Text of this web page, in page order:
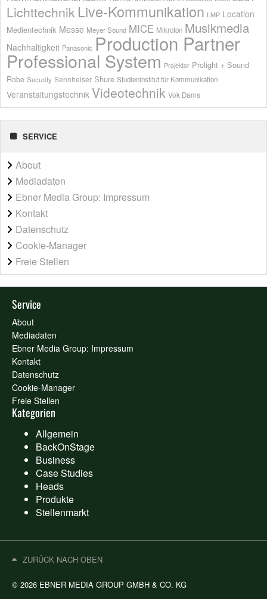
Lichttechnik Live-Kommunikation LMP Location
Medientechnik Messe Meyer Sound MICE Mikrofon Musikmedia
Nachhaltigkeit Panasonic Production Partner
Professional System Projektor Prolight + Sound
Robe Security Sennheiser Shure Studieninstitut für Kommunikation
Veranstaltungstechnik Videotechnik Vok Dams
SERVICE
About
Mediadaten
Ebner Media Group: Impressum
Kontakt
Datenschutz
Cookie-Manager
Freie Stellen
Service
About
Mediadaten
Ebner Media Group: Impressum
Kontakt
Datenschutz
Cookie-Manager
Freie Stellen
Kategorien
Allgemein
BackOnStage
Business
Case Studies
Heads
Produkte
Stellenmarkt
© 2026 EBNER MEDIA GROUP GMBH & CO. KG
ZURÜCK NACH OBEN